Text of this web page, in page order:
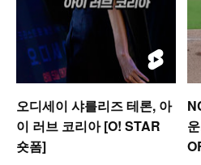
오디세이 샤를리즈 테론, 아
이 러브 코리아 [O! STAR
숏폼]